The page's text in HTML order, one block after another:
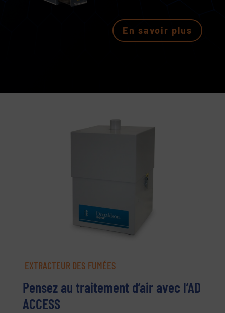
En savoir plus
EXTRACTEUR DES FUMÉES
Pensez au traitement d’air avec l’AD
ACCESS